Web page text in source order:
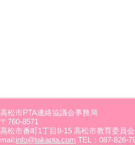
高松市PTA連絡協議会事務局
〒760-8571
高松市番町1丁目8-15 高松市教育委員
mail:info@takapta.com TEL：087-826-